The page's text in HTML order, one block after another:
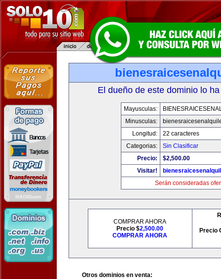
El dueño de este dominio lo
Mayusculas:
Minusculas:
Longitud:
22 caracteres
Categorias:
Sin Clasificar
Precio:
$2,500.00
Visitar!
Serán consideradas
COMPRAR AHORA
Precio $2,500.00
COMPRAR AHORA
Precio
Otros dominios en venta: